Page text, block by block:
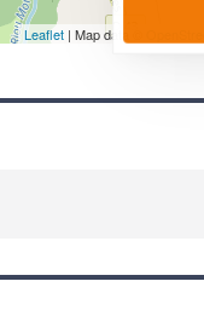
Leaflet | Map data ©